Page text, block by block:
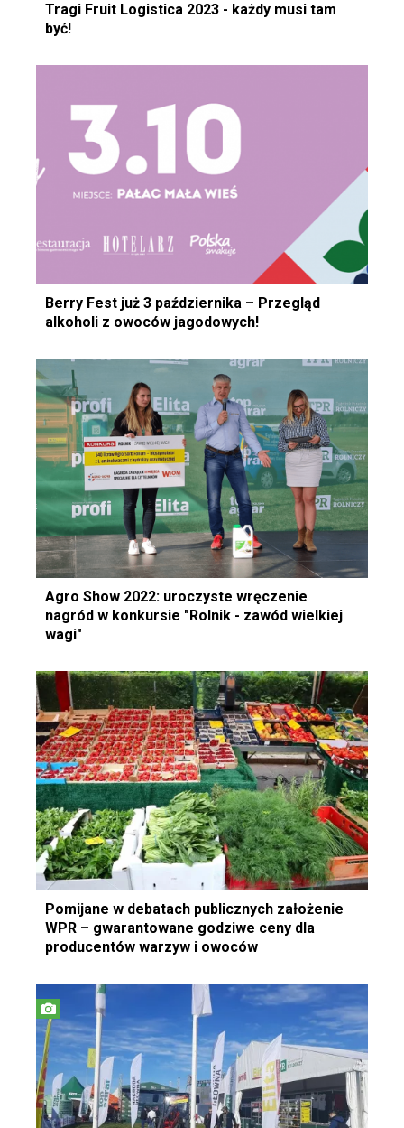
Tragi Fruit Logistica 2023 - każdy musi tam
być!
Berry Fest już 3 października – Przegląd
alkoholi z owoców jagodowych!
Agro Show 2022: uroczyste wręczenie
nagród w konkursie "Rolnik - zawód wielkiej
wagi"
Pomijane w debatach publicznych założenie
WPR – gwarantowane godziwe ceny dla
producentów warzyw i owoców